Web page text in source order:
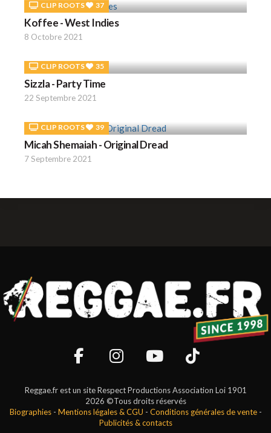
CLIP ROOTS 37
Koffee - West Indies
8 Octobre 2021
CLIP ROOTS 35
Sizzla - Party Time
22 Septembre 2021
CLIP ROOTS 39
Micah Shemaiah - Original Dread
7 Septembre 2021
Reggae.fr est un site Respect Productions Association Loi 1901
2026 ©Tous droits réservés
Biographies- Mentions légales & CGU - Conditions générales de vente-
Publicités & contacts